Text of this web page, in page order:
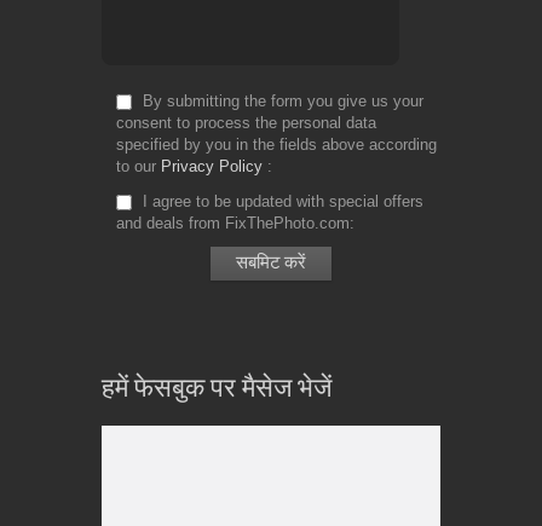
By submitting the form you give us your
consent to process the personal data
specified by you in the fields above according
to our Privacy Policy
I agree to be updated with special offers
and deals from FixThePhoto.com
हमें फेसबुक पर मैसेज भेजें